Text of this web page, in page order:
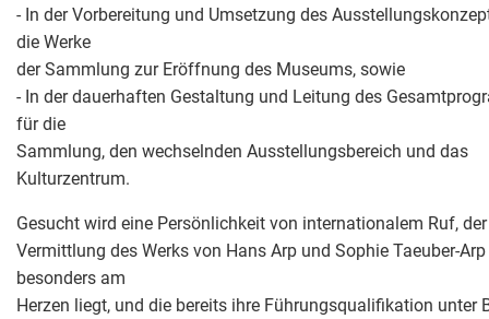
- In der Vorbereitung und Umsetzung des
die Werke
der Sammlung zur Eröffnung des Museums, sowie
- In der dauerhaften Gestaltung und Leitung des
für die
Sammlung, den wechselnden Ausstellungsbereich und das
Kulturzentrum.
Gesucht wird eine Persönlichkeit von internationalem Ruf,
Vermittlung des Werks von Hans Arp und Sophie Taeuber-Arp
besonders am
Herzen liegt, und die bereits ihre Führungsqualifikation unter